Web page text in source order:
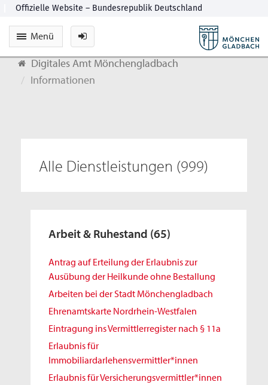
Menü
Digitales Amt Mönchengladbach
Informationen
Alle Dienstleistungen (999)
Arbeit & Ruhestand (65)
Antrag auf Erteilung der Erlaubnis zur
Ausübung der Heilkunde ohne Bestallung
Arbeiten bei der Stadt Mönchengladbach
Ehrenamtskarte Nordrhein-Westfalen
Eintragung ins Vermittlerregister nach § 11a
Erlaubnis für
Immobiliardarlehensvermittler*innen
Erlaubnis für Versicherungsvermittler*innen